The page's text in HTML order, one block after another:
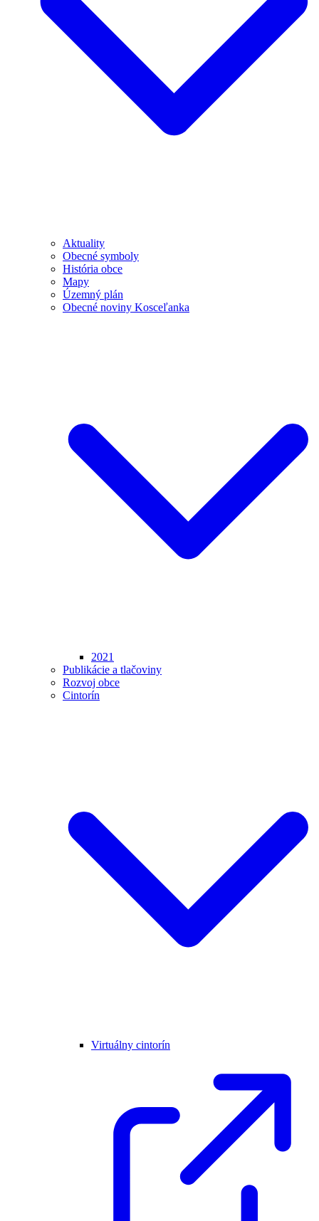
Aktuality
Obecné symboly
História obce
Mapy
Územný plán
Obecné noviny Kosceľanka
2021
Publikácie a tlačoviny
Rozvoj obce
Cintorín
Virtuálny cintorín